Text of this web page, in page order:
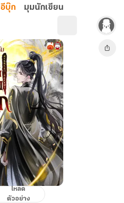
อีบุ๊ก มุมนักเขียน
โหลด
ตัวอย่าง